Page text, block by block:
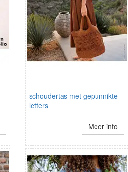
schoudertas met gepunnikte
letters
Meer info